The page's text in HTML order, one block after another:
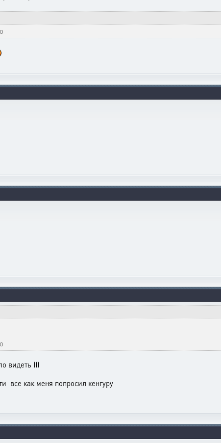
видеть )))
все как меня попросил кенгуру